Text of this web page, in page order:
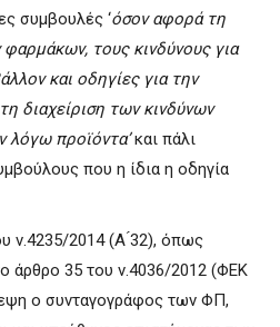
συμβουλές ‘όσον αφορά τη
τους κινδύνους για
και οδηγίες για την
διαχείριση των κινδύνων
λόγω προϊόντα’και πάλι
που η ίδια η οδηγία
ν.4235/2014 (Α ́32), όπως
άρθρο 35 του ν.4036/2012 (ΦΕΚ
ο συνταγογράφος των ΦΠ,